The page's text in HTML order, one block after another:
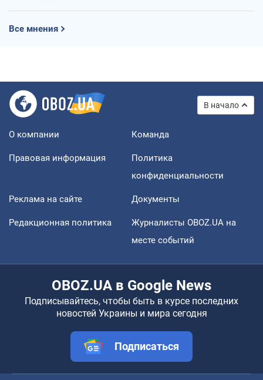
Все мнения
В начало
О компании Команда
Правовая информация
Политика
конфиденциальности
Реклама на сайте Документы
Редакционная политика
Журналисты OBOZ.UA на
месте событий
OBOZ.UA в Google News
Подписывайтесь, чтобы быть в курсе последних
новостей Украины и мира сегодня
Подписаться